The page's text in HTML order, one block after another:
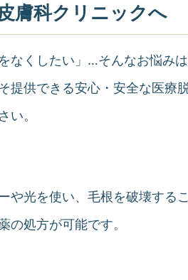
膚科クリニックへ
なくしたい」…そんなお悩み
供できる安心・安全な医療
い。
光を使い、毛根を破壊する
処方が可能です。